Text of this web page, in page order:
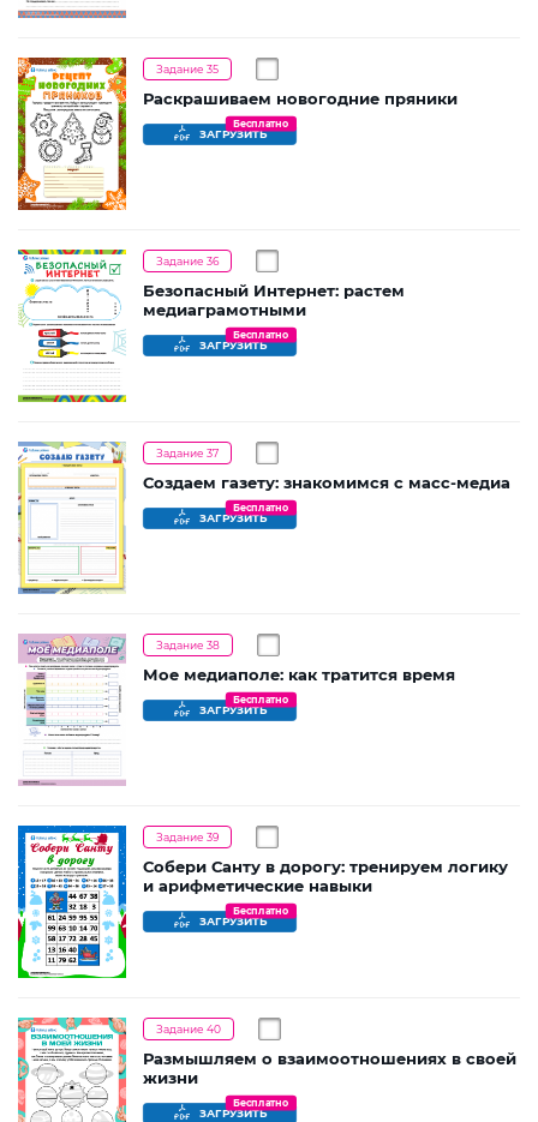
Задание 35
Раскрашиваем новогодние пряники
ЗАГРУЗИТЬ
Бесплатно
Задание 36
Безопасный Интернет: растем
медиаграмотными
ЗАГРУЗИТЬ
Бесплатно
Задание 37
Создаем газету: знакомимся с масс-медиа
ЗАГРУЗИТЬ
Бесплатно
Задание 38
Мое медиаполе: как тратится время
ЗАГРУЗИТЬ
Бесплатно
Задание 39
Собери Санту в дорогу: тренируем логику
и арифметические навыки
ЗАГРУЗИТЬ
Бесплатно
Задание 40
Размышляем о взаимоотношениях в своей
жизни
ЗАГРУЗИТЬ
Бесплатно